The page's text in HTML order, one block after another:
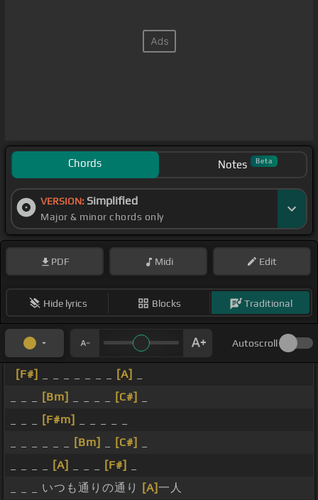
Chords Notes Beta
VERSION: Simplified
Major & minor chords only
PDF Midi Edit
Hide lyrics Blocks Traditional
Autoscroll
[F#] [A]
[Bm] [C#]
[F#m]
[Bm] [C#]
[A] [F#]
_ _ _ いつも通りの通り
[A]一人